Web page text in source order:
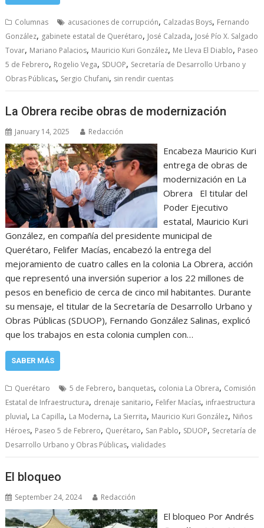
Columnas acusaciones de corrupción, Calzadas Boys, Fernando
González, gabinete estatal de Querétaro, José Calzada, José Pío X. Salgado
Tovar, Mariano Palacios, Mauricio Kuri González, Me Lleva El Diablo, Paseo
5 de Febrero, Rogelio Vega, SDUOP, Secretaría de Desarrollo Urbano y
Obras Públicas, Sergio Chufani, sin rendir cuentas
La Obrera recibe obras de modernización
January 14, 2025 Redacción
Encabeza Mauricio Kuri
entrega de obras de
modernización en La
Obrera El titular del
Poder Ejecutivo
estatal, Mauricio Kuri
González, en compañía del presidente municipal de
Querétaro, Felifer Macías, encabezó la entrega del
mejoramiento de cuatro calles en la colonia La Obrera, acción
que representó una inversión superior a los 22 millones de
pesos en beneficio de cerca de cinco mil habitantes. Durante
su mensaje, el titular de la Secretaría de Desarrollo Urbano y
Obras Públicas (SDUOP), Fernando González Salinas, explicó
que los trabajos en esta colonia cumplen con…
SABER MÁS
Querétaro 5 de Febrero, banquetas, colonia La Obrera, Comisión
Estatal de Infraestructura, drenaje sanitario, Felifer Macías, infraestructura
pluvial, La Capilla, La Moderna, La Sierrita, Mauricio Kuri González, Niños
Héroes, Paseo 5 de Febrero, Querétaro, San Pablo, SDUOP, Secretaría de
Desarrollo Urbano y Obras Públicas,vialidades
El bloqueo
September 24, 2024 Redacción
El bloqueo Por Andrés